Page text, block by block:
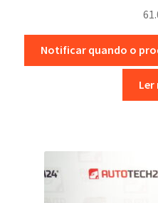
Notificar quando o
Ler